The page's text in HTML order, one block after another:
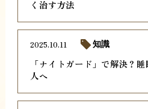
く治す方法
「ナイトガード」で解決？
人へ
2025.10.11 知識